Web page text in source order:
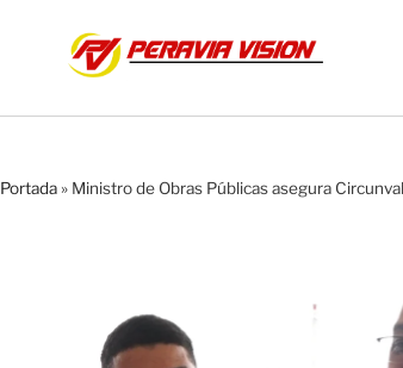
Portada» Ministro de Obras Públicas asegura